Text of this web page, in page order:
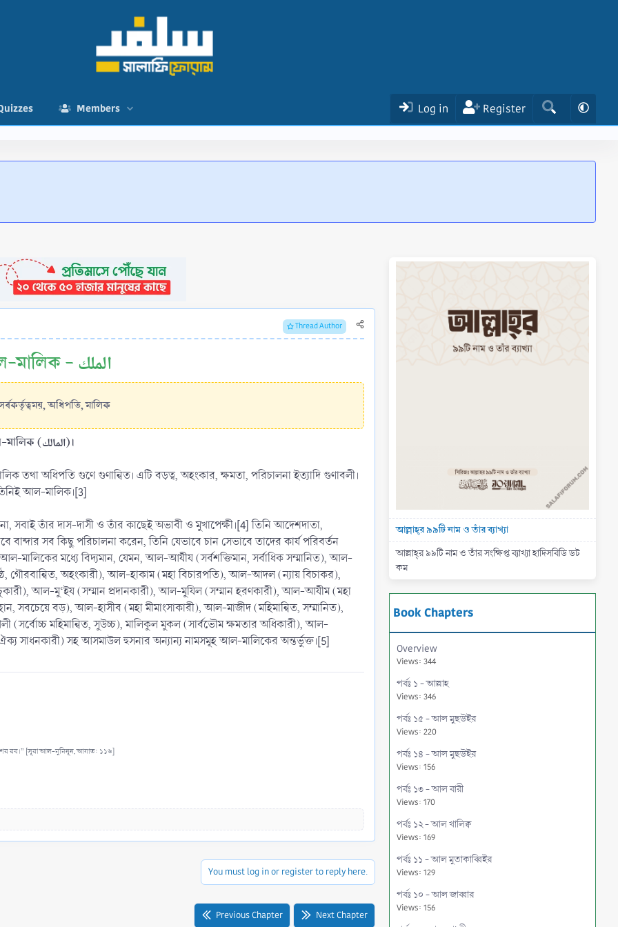
Members Log in Register
Thread Author
আল-মালিক - الملك
অধিপতি, মালিক
আল-মালিক (অধিপতি, মালিক) [1]: আল-মালিক (الملك)[2], আল-মালিক (المالك)।
আল-মালিক।[3]
সবাই তাঁর দাস-দাসী ও তাঁর কাছেই অভাবী ও মুখাপেক্ষী।[4] তিনি আদেশদাতা,
বান্দার সব কিছু পরিচালনা করেন, তিনি যেভাবে চান সেভাবে তাদের কার্য পরিবর্তন
মালিকের মধ্যে বিদ্যমান, যেমন, আল-আযীয (সর্বশক্তিমান, সর্বাধিক সম্মানিত), আল-
গৌরবান্বিত, অহংকারী), আল-হাকাম (মহা বিচারপতি), আল-আদল (ন্যায় বিচাকর),
আল-মু‘ইয (সম্মান প্রদানকারী), আল-মুযিল (সম্মান হরণকারী), আল-আযীম (মহা
সবচেয়ে বড়), আল-হাসীব (মহা মীমাংসাকারী), আল-মাজীদ (মহিমান্বিত, সম্মানিত),
মহিমান্বিত, সুউচ্চ), মালিকুল মুকল (সার্বভৌম ক্ষমতার অধিকারী), আল-
সাধনকারী) সহ আসমাউল হুসনার অন্যান্য নামসমূহ আল-মালিকের অন্তর্ভুক্ত।[5]
রব।” [সূরা আল-মুমিনূন, আয়াত: ১১৬]
You must log in or register to reply here.
Previous Chapter Next Chapter
আল্লাহ্‌র ৯৯টি নাম ও তাঁর ব্যাখ্যা
আল্লাহ্‌র ৯৯টি নাম ও তাঁর সংক্ষিপ্ত ব্যাখ্যা হাদিসবিডি ডট
কম
Book Chapters
Overview
Views: 344
পর্বঃ ১ - আল্লাহ
Views: 346
পর্বঃ ১৫ - আল মুছউইর
Views: 220
পর্বঃ ১৪ - আল মুছউইর
Views: 156
পর্বঃ ১৩ - আল বারী
Views: 170
পর্বঃ ১২ - আল খালিক্ব
Views: 169
পর্বঃ ১১ - আল মুতাকাব্বিইর
Views: 129
পর্বঃ ১০ - আল জাব্বার
Views: 156